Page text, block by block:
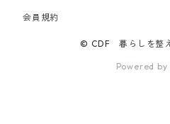
会員規約
© CDF 暮らしを整
Powered by